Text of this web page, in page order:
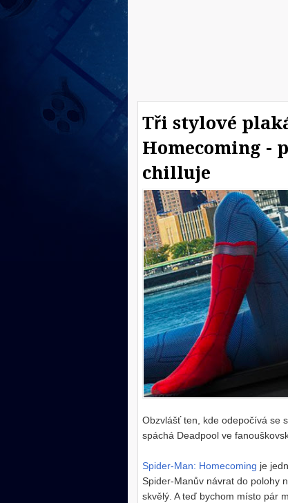
Tři stylové
Homecoming -
chilluje
Obzvlášť ten, kde odepočívá se
spáchá Deadpool ve
Spider-Man: Homecoming je
Spider-Manův návrat do polohy
skvělý. A teď bychom místo pár